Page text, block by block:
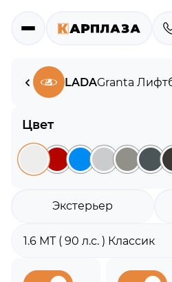
LADAGranta
Цвет
Экстерьер